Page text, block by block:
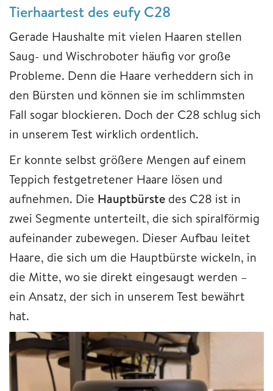
Tierhaartest des eufy C28
Gerade Haushalte mit vielen Haaren stellen
Saug- und Wischroboter häufig vor große
Probleme. Denn die Haare verheddern sich in
den Bürsten und können sie im schlimmsten
Fall sogar blockieren. Doch der C28 schlug sich
in unserem Test wirklich ordentlich.
Er konnte selbst größere Mengen auf einem
Teppich festgetretener Haare lösen und
aufnehmen. Die Hauptbürste des C28 ist in
zwei Segmente unterteilt, die sich spiralförmig
aufeinander zubewegen. Dieser Aufbau leitet
Haare, die sich um die Hauptbürste wickeln, in
die Mitte, wo sie direkt eingesaugt werden –
ein Ansatz, der sich in unserem Test bewährt
hat.